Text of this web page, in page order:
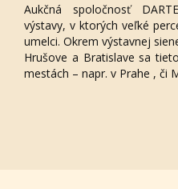
Aukčná spoločnosť
výstavy, v ktorých veľké
umelci. Okrem výstavnej
Hrušove a Bratislave sa
mestách – napr. v Prahe , či